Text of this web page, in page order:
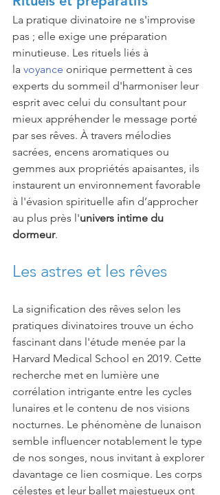
La pratique divinatoire ne s'improvise
pas ; elle exige une préparation
minutieuse. Les rituels liés à
la voyance onirique permettent à ces
experts du sommeil d'harmoniser leur
esprit avec celui du consultant pour
mieux appréhender le message porté
par ses rêves. À travers mélodies
sacrées, encens aromatiques ou
gemmes aux propriétés apaisantes, ils
instaurent un environnement favorable
à l'évasion spirituelle afin d’approcher
au plus près l'univers intime du
dormeur.
Les astres et les rêves
La signification des rêves selon les
pratiques divinatoires trouve un écho
fascinant dans l'étude menée par la
Harvard Medical School en 2019. Cette
recherche met en lumière une
corrélation intrigante entre les cycles
lunaires et le contenu de nos visions
nocturnes. Le phénomène de lunaison
semble influencer notablement le type
de nos songes, nous invitant à explorer
davantage ce lien cosmique. Les corps
célestes et leur ballet majestueux ont